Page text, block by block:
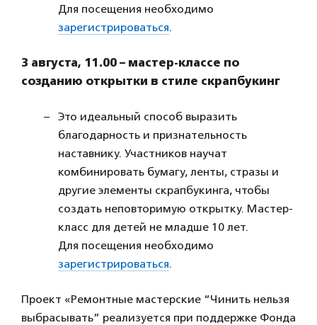
Для посещения необходимо
зарегистрироваться.
3 августа, 11.00 – мастер-классе по
созданию открытки в стиле скрапбукинг
Это идеальный способ выразить
благодарность и признательность
наставнику. Участников научат
комбинировать бумагу, ленты, стразы и
другие элементы скрапбукинга, чтобы
создать неповторимую открытку. Мастер-
класс для детей не младше 10 лет.
Для посещения необходимо
зарегистрироваться.
Проект «Ремонтные мастерские “Чинить нельзя
выбрасывать” реализуется при поддержке Фонда